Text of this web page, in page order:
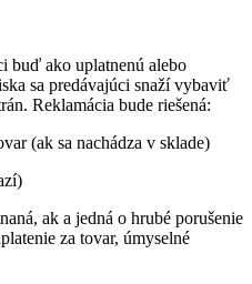
buď ako uplatnenú alebo
sa predávajúci snaží vybaviť
Reklamácia bude riešená:
(ak sa nachádza v sklade)
ak a jedná o hrubé porušenie
za tovar, úmyselné